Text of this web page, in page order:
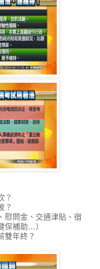
？
？
慰問金、交通津貼、宿
保補助…）
雙年終？